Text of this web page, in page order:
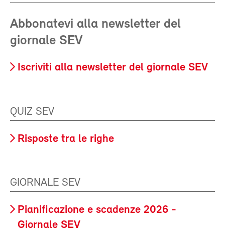
Abbonatevi alla newsletter del
giornale SEV
Iscriviti alla newsletter del giornale SEV
QUIZ SEV
Risposte tra le righe
GIORNALE SEV
Pianificazione e scadenze 2026 -
Giornale SEV